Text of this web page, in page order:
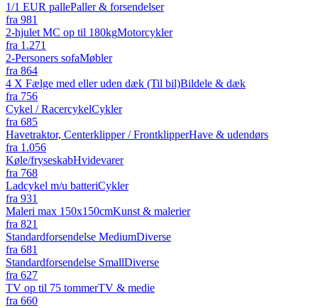
1/1 EUR pallePaller & forsendelser
fra 981
2-hjulet MC op til 180kgMotorcykler
fra 1.271
2-Personers sofaMøbler
fra 864
4 X Fælge med eller uden dæk (Til bil)Bildele & dæk
fra 756
Cykel / RacercykelCykler
fra 685
Havetraktor, Centerklipper / FrontklipperHave & udendørs
fra 1.056
Køle/fryseskabHvidevarer
fra 768
Ladcykel m/u batteriCykler
fra 931
Maleri max 150x150cmKunst & malerier
fra 821
Standardforsendelse MediumDiverse
fra 681
Standardforsendelse SmallDiverse
fra 627
TV op til 75 tommerTV & medie
fra 660